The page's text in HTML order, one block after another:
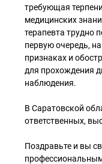
требующая
медицинских
терапевта трудно
первую очередь,
признаках и
для прохождения
наблюдения.
В Саратовской
ответственных,
Поздравьте и вы